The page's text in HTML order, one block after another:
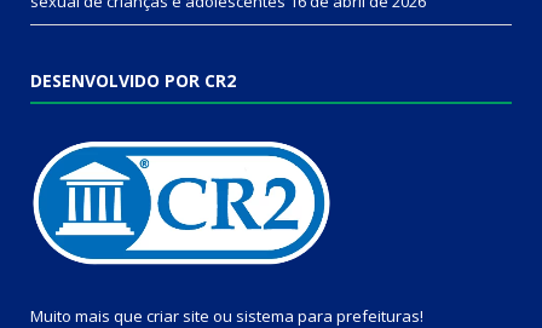
DESENVOLVIDO POR CR2
Muito mais que criar site ou sistema para prefeituras!